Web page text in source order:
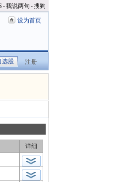
-我说两句 -搜狗
设为首页
注册
详细